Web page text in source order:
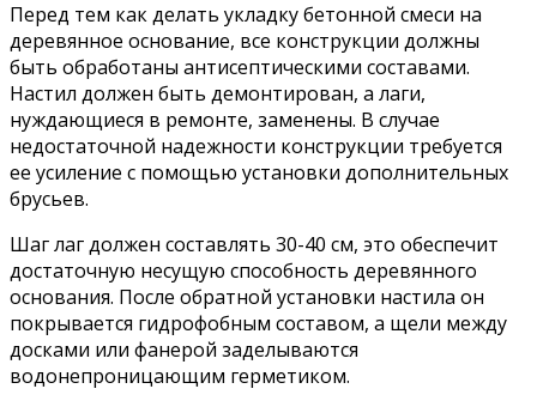
Перед тем как делать укладку бетонной смеси на
деревянное основание, все конструкции должны
быть обработаны антисептическими составами.
Настил должен быть демонтирован, а лаги,
нуждающиеся в ремонте, заменены. В случае
недостаточной надежности конструкции требуется
ее усиление с помощью установки дополнительных
брусьев.
Шаг лаг должен составлять 30-40 см, это обеспечит
достаточную несущую способность деревянного
основания. После обратной установки настила он
покрывается гидрофобным составом, а щели между
досками или фанерой заделываются
водонепроницающим герметиком.